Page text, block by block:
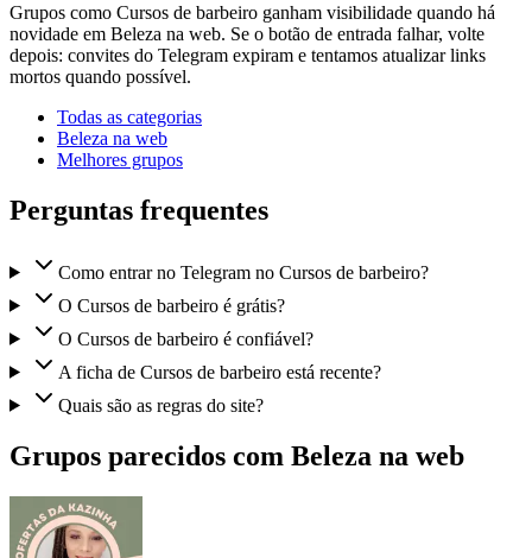
Grupos como Cursos de barbeiro ganham visibilidade quando há
novidade em Beleza na web. Se o botão de entrada falhar, volte
depois: convites do Telegram expiram e tentamos atualizar links
mortos quando possível.
Todas as categorias
Beleza na web
Melhores grupos
Perguntas frequentes
Como entrar no Telegram no Cursos de barbeiro?
O Cursos de barbeiro é grátis?
O Cursos de barbeiro é confiável?
A ficha de Cursos de barbeiro está recente?
Quais são as regras do site?
Grupos parecidos com Beleza na web